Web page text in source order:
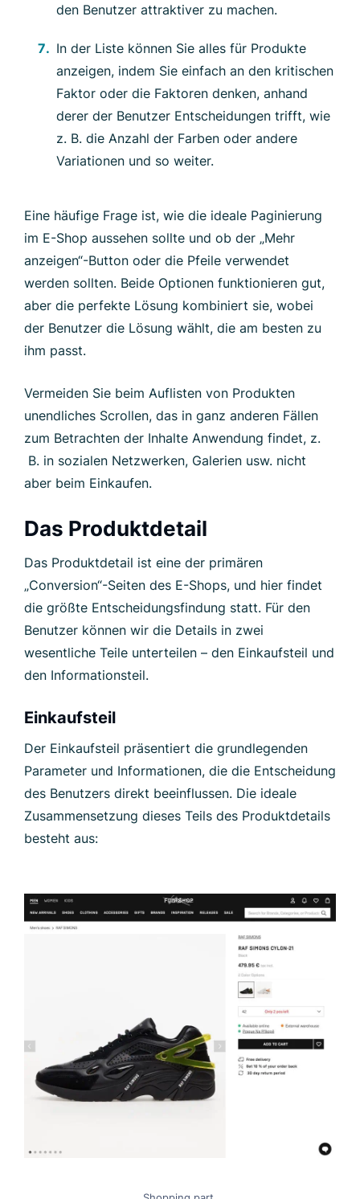
den Benutzer attraktiver zu machen.
In der Liste können Sie alles für Produkte
anzeigen, indem Sie einfach an den kritischen
Faktor oder die Faktoren denken, anhand
derer der Benutzer Entscheidungen trifft, wie
z. B. die Anzahl der Farben oder andere
Variationen und so weiter.
Eine häufige Frage ist, wie die ideale Paginierung
im E-Shop aussehen sollte und ob der „Mehr
anzeigen“-Button oder die Pfeile verwendet
werden sollten. Beide Optionen funktionieren gut,
aber die perfekte Lösung kombiniert sie, wobei
der Benutzer die Lösung wählt, die am besten zu
ihm passt.
Vermeiden Sie beim Auflisten von Produkten
unendliches Scrollen, das in ganz anderen Fällen
zum Betrachten der Inhalte Anwendung findet, z.
B. in sozialen Netzwerken, Galerien usw. nicht
aber beim Einkaufen.
Das Produktdetail
Das Produktdetail ist eine der primären
„Conversion“-Seiten des E-Shops, und hier findet
die größte Entscheidungsfindung statt. Für den
Benutzer können wir die Details in zwei
wesentliche Teile unterteilen – den Einkaufsteil und
den Informationsteil.
Einkaufsteil
Der Einkaufsteil präsentiert die grundlegenden
Parameter und Informationen, die die Entscheidung
des Benutzers direkt beeinflussen. Die ideale
Zusammensetzung dieses Teils des Produktdetails
besteht aus: